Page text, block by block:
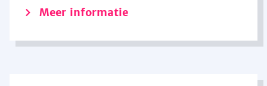
Meer informatie